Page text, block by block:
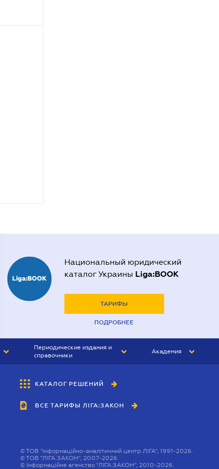
Национальный юридический
каталог Украины Liga:BOOK
ТАРИФЫ
ПОДРОБНЕЕ
Периодические издания и
справочники
БУХГАЛТЕР&ЗАКОН
ВЕСТНИК МСФО
Академия
КАТАЛОГ РЕШЕНИЙ
ВСЕ ТАРИФЫ ЛІГА:ЗАКОН
©ТОВ "інформаційно-аналітичний центр ЛІГА", 1991-2026.
©ТОВ "ЛІГА ЗАКОН", 2007-2026.
© Інформаційне агенство "ЛІГА:ЗАКОН", 2010-2026.